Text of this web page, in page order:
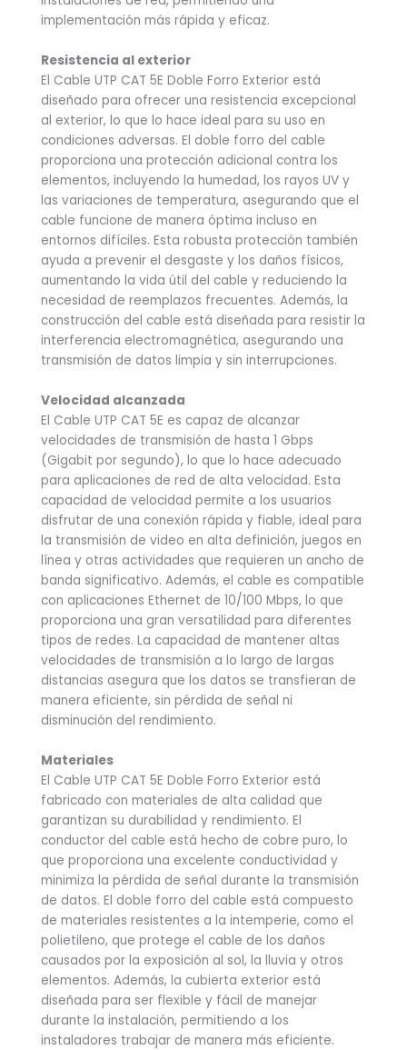
implementación más rápida y eficaz.
Resistencia al exterior
El Cable UTP CAT 5E Doble Forro Exterior está
diseñado para ofrecer una resistencia excepcional
al exterior, lo que lo hace ideal para su uso en
condiciones adversas. El doble forro del cable
proporciona una protección adicional contra los
elementos, incluyendo la humedad, los rayos UV y
las variaciones de temperatura, asegurando que el
cable funcione de manera óptima incluso en
entornos difíciles. Esta robusta protección también
ayuda a prevenir el desgaste y los daños físicos,
aumentando la vida útil del cable y reduciendo la
necesidad de reemplazos frecuentes. Además, la
construcción del cable está diseñada para resistir la
interferencia electromagnética, asegurando una
transmisión de datos limpia y sin interrupciones.
Velocidad alcanzada
El Cable UTP CAT 5E es capaz de alcanzar
velocidades de transmisión de hasta 1 Gbps
(Gigabit por segundo), lo que lo hace adecuado
para aplicaciones de red de alta velocidad. Esta
capacidad de velocidad permite a los usuarios
disfrutar de una conexión rápida y fiable, ideal para
la transmisión de video en alta definición, juegos en
línea y otras actividades que requieren un ancho de
banda significativo. Además, el cable es compatible
con aplicaciones Ethernet de 10/100 Mbps, lo que
proporciona una gran versatilidad para diferentes
tipos de redes. La capacidad de mantener altas
velocidades de transmisión a lo largo de largas
distancias asegura que los datos se transfieran de
manera eficiente, sin pérdida de señal ni
disminución del rendimiento.
Materiales
El Cable UTP CAT 5E Doble Forro Exterior está
fabricado con materiales de alta calidad que
garantizan su durabilidad y rendimiento. El
conductor del cable está hecho de cobre puro, lo
que proporciona una excelente conductividad y
minimiza la pérdida de señal durante la transmisión
de datos. El doble forro del cable está compuesto
de materiales resistentes a la intemperie, como el
polietileno, que protege el cable de los daños
causados por la exposición al sol, la lluvia y otros
elementos. Además, la cubierta exterior está
diseñada para ser flexible y fácil de manejar
durante la instalación, permitiendo a los
instaladores trabajar de manera más eficiente.